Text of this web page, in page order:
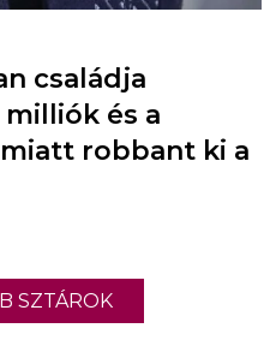
családja
és a
robbant ki a
SZTÁROK